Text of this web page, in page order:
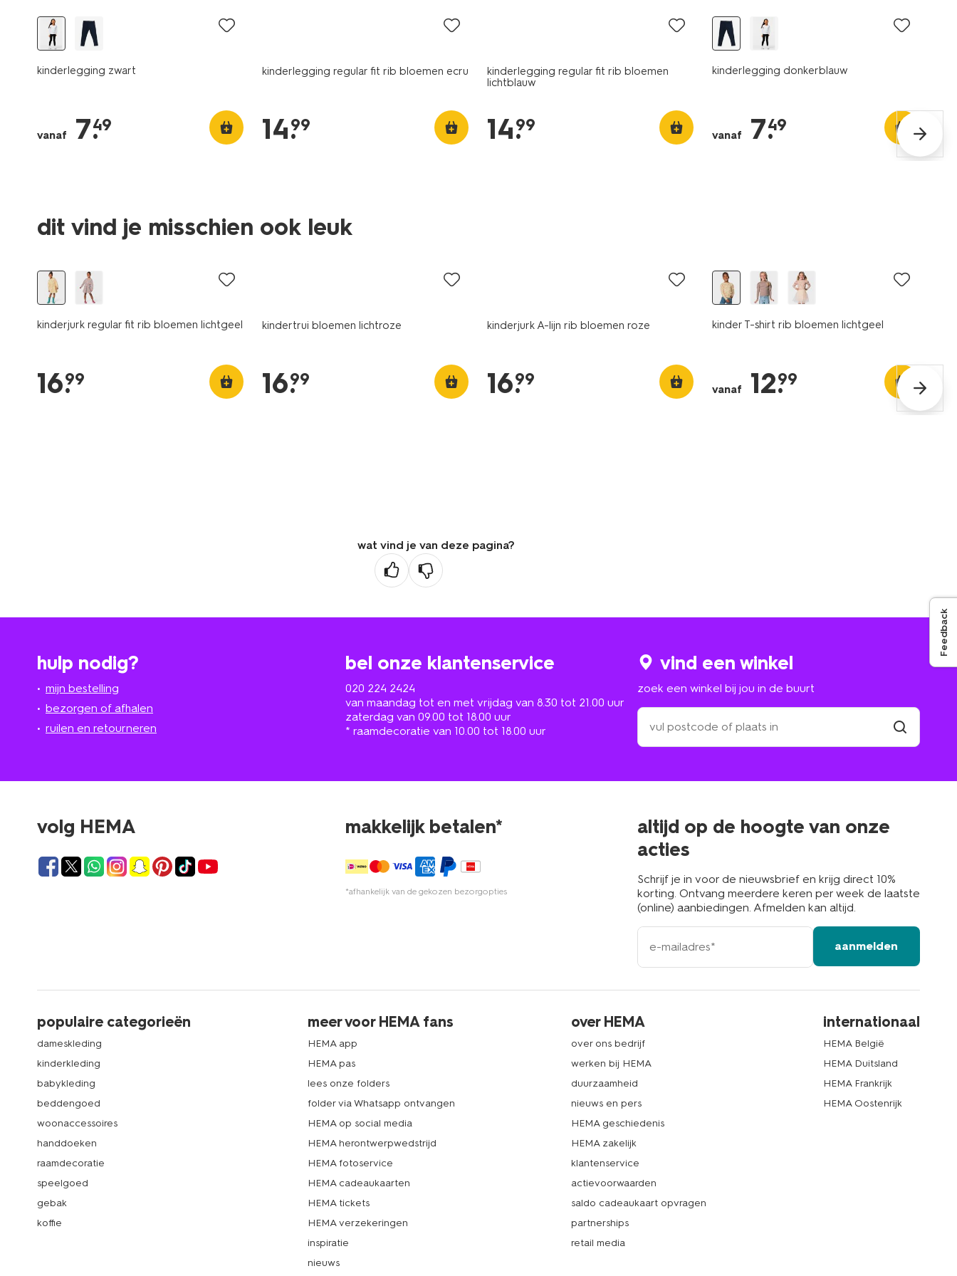
kinderlegging zwart
vanaf 7.
49
kinderlegging regular fit rib bloemen ecru
14.
99
kinderlegging regular fit rib bloemen
lichtblauw
14.
99
kinderlegging donkerblauw
vanaf 7.
49
dit vind je misschien ook leuk
kinderjurk regular fit rib bloemen lichtgeel
16.
99
kindertrui bloemen lichtroze
16.
99
kinderjurk A-lijn rib bloemen roze
16.
99
kinder T-shirt rib bloemen lichtgeel
vanaf 12.
99
wat vind je van deze pagina?
hulp nodig?
mijn bestelling
bezorgen of afhalen
ruilen en retourneren
bel onze klantenservice
020 224 2424
van maandag tot en met vrijdag van 8.30 tot 21.00 uur
zaterdag van 09.00 tot 18.00 uur
* raamdecoratie van 10.00 tot 18.00 uur
vind een winkel
zoek een winkel bij jou in de buurt
zoek
een
winkel
in
volg HEMA makkelijk betalen*
*afhankelijk van de gekozen bezorgopties
altijd op de hoogte van onze
acties
Schrijf je in voor de nieuwsbrief en krijg direct 10%
korting. Ontvang meerdere keren per week de laatste
(online) aanbiedingen. Afmelden kan altijd.
e-
mailadres
aanmelden
populaire categorieën
dameskleding
kinderkleding
babykleding
beddengoed
woonaccessoires
handdoeken
raamdecoratie
speelgoed
gebak
koffie
meer voor HEMA fans
HEMA app
HEMA pas
lees onze folders
folder via Whatsapp ontvangen
HEMA op social media
HEMA herontwerpwedstrijd
HEMA fotoservice
HEMA cadeaukaarten
HEMA tickets
HEMA verzekeringen
inspiratie
nieuws
over HEMA
over ons bedrijf
werken bij HEMA
duurzaamheid
nieuws en pers
HEMA geschiedenis
HEMA zakelijk
klantenservice
actievoorwaarden
saldo cadeaukaart opvragen
partnerships
retail media
internationaal
HEMA België
HEMA Duitsland
HEMA Frankrijk
HEMA Oostenrijk
Feedback